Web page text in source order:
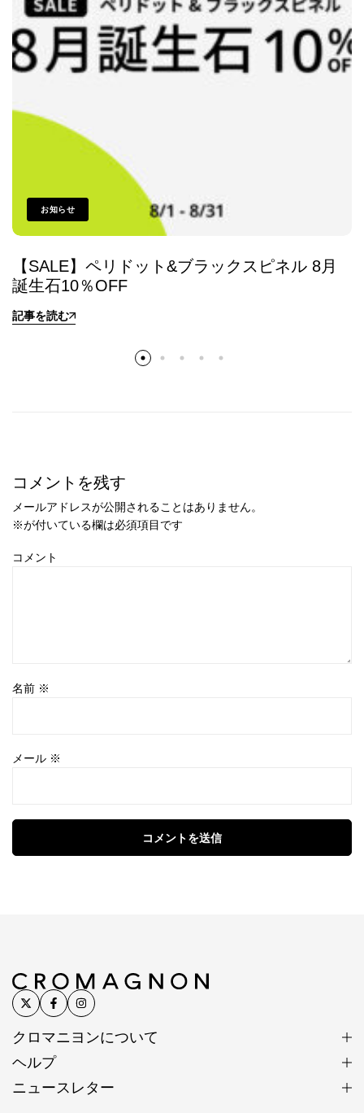
お知らせ
【SALE】ペリドット&ブラックスピネル 8月
誕生石10％OFF
記事を読む
コメントを残す
メールアドレスが公開されることはありません。
※が付いている欄は必須項目です
コメント
名前 ※
メール ※
コメントを送信
クロマニヨンについて
ヘルプ
ニュースレター